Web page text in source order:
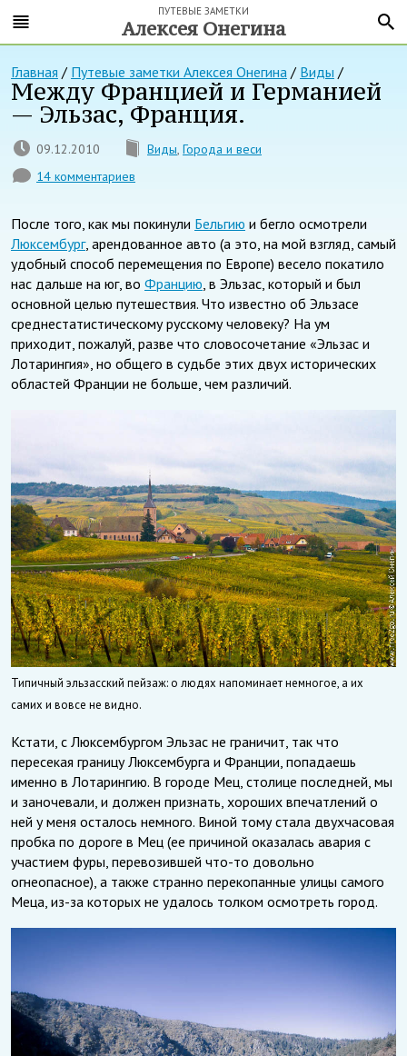
ПУТЕВЫЕ ЗАМЕТКИ
Алексея Онегина
Главная / Путевые заметки Алексея Онегина / Виды /
Между Францией и Германией
— Эльзас, Франция.
09.12.2010 Виды, Города и веси
14 комментариев
После того, как мы покинули Бельгию и бегло осмотрели
Люксембург, арендованное авто (а это, на мой взгляд, самый
удобный способ перемещения по Европе) весело покатило
нас дальше на юг, во Францию, в Эльзас, который и был
основной целью путешествия. Что известно об Эльзасе
среднестатистическому русскому человеку? На ум
приходит, пожалуй, разве что словосочетание «Эльзас и
Лотарингия», но общего в судьбе этих двух исторических
областей Франции не больше, чем различий.
Типичный эльзасский пейзаж: о людях напоминает немногое, а их
самих и вовсе не видно.
Кстати, с Люксембургом Эльзас не граничит, так что
пересекая границу Люксембурга и Франции, попадаешь
именно в Лотарингию. В городе Мец, столице последней, мы
и заночевали, и должен признать, хороших впечатлений о
ней у меня осталось немного. Виной тому стала двухчасовая
пробка по дороге в Мец (ее причиной оказалась авария с
участием фуры, перевозившей что-то довольно
огнеопасное), а также странно перекопанные улицы самого
Меца, из-за которых не удалось толком осмотреть город.